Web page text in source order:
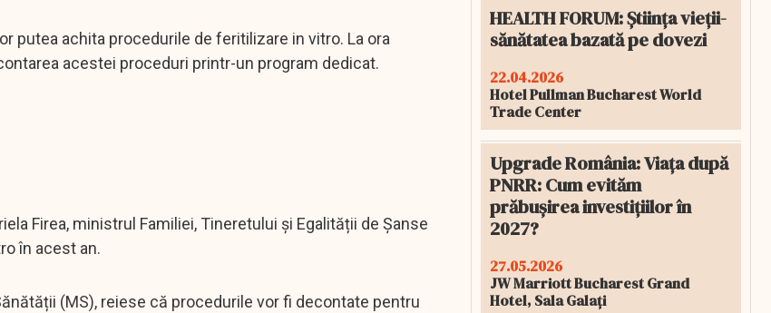
putea achita procedurile de feritilizare in vitro. La ora
acestei proceduri printr-un program dedicat.
Firea, ministrul Familiei, Tineretului și Egalității de Șanse
în acest an.
(MS), reiese că procedurile vor fi decontate pentru
HEALTH FORUM: Știința vieții-
sănătatea bazată pe dovezi
22.04.2026
Hotel Pullman Bucharest World
Trade Center
Upgrade România: Viața după
PNRR: Cum evităm
prăbușirea investițiilor în
2027?
27.05.2026
JW Marriott Bucharest Grand
Hotel, Sala Galați